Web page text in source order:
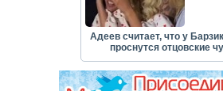
Адеев считает, что у
проснутся отцовские